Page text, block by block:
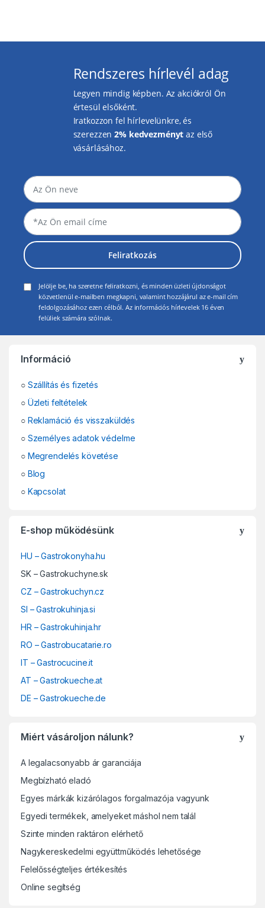
Rendszeres hírlevél adag
Legyen mindig képben. Az akciókról Ön
értesül elsőként.
Iratkozzon fel hírlevelünkre, és
szerezzen2% kedvezményt az első
vásárlásához.
Feliratkozás
Jelölje be, ha szeretne feliratkozni, és minden üzleti újdonságot
közvetlenül e-mailben megkapni, valamint hozzájárul az e-mail cím
feldolgozásához ezen célból. Az információs hírlevelek 16 éven
felüliek számára szólnak.
Információ
○ Szállítás és fizetés
○ Üzleti feltételek
○ Reklamáció és visszaküldés
○ Személyes adatok védelme
○ Megrendelés követése
○ Blog
○ Kapcsolat
E-shop működésünk
HU – Gastrokonyha.hu
SK – Gastrokuchyne.sk
CZ – Gastrokuchyn.cz
SI – Gastrokuhinja.si
HR – Gastrokuhinja.hr
RO – Gastrobucatarie.ro
IT – Gastrocucine.it
AT – Gastrokueche.at
DE – Gastrokueche.de
Miért vásároljon nálunk?
A legalacsonyabb ár garanciája
Megbízható eladó
Egyes márkák kizárólagos forgalmazója vagyunk
Egyedi termékek, amelyeket máshol nem talál
Szinte minden raktáron elérhető
Nagykereskedelmi együttműködés lehetősége
Felelősségteljes értékesítés
Online segítség